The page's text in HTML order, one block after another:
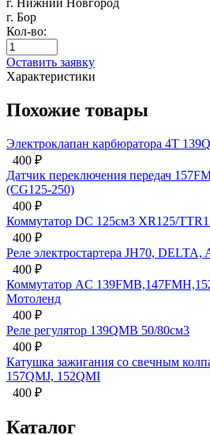
г. Бор
Кол-во:
Оставить заявку
Характеристики
Похожие товары
Электроклапан карбюратора 4Т
400 ₽
Датчик переключения передач
(CG125-250)
400 ₽
Коммутатор DC 125см3 XR125/
400 ₽
Реле электростартера JH70, DELTA,
400 ₽
Коммутатор AC
Мотоленд
400 ₽
Реле регулятор 139QMB 50/80см3
400 ₽
Катушка зажигания со свечным
157QMJ, 152QMI
400 ₽
Каталог